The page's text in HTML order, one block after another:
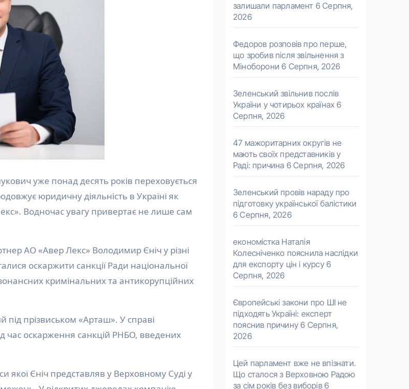
уже понад десять років переховується
юридичну діяльність в Україні як
Водночас увагу привертає не лише сам
АО «Авер Лекс» Володимир Єніч у різні
оскаржити санкції Ради національної
кримінальних та антикорупційних
під прізвиськом «Арташ». У справі
час оскарження санкцій РНБО, введених
якої Єніч представляв у Верховному Суді у
залишали парламент 6 Серпня,
2026
Федоров розповів про перше,
що зробив після звільнення з
Міноборони 6 Серпня, 2026
Зеленський звільнив послів
України у чотирьох країнах 6
Серпня, 2026
47 мажоритарних округів не
мають своїх представників у
Раді: причина 6 Серпня, 2026
Зеленський провів нараду про
підготовку української балістики
6 Серпня, 2026
економістка Наталія
Колесніченко пояснила наслідки
для експорту цін і курсу 6
Серпня, 2026
Європейські закони про ШІ не
підходять Україні: експерт
пояснив причину 6 Серпня,
2026
Цей парламент вже не впізнати.
Що сталося з Верховною Радою
за сім років без виборів 6